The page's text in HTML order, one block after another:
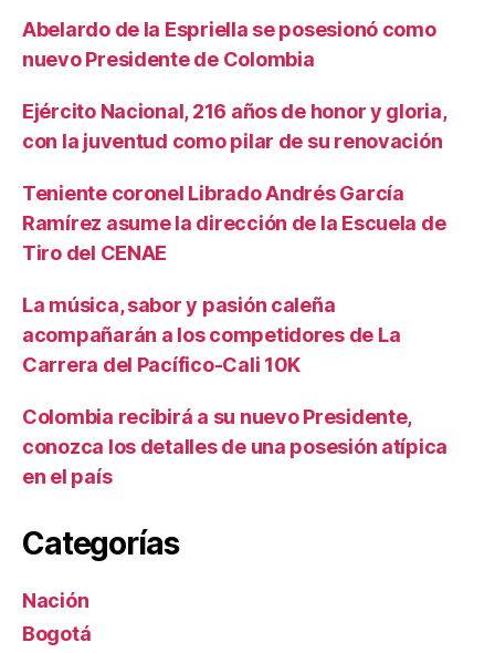
Abelardo de la Espriella se posesionó como
nuevo Presidente de Colombia
Ejército Nacional, 216 años de honor y gloria,
con la juventud como pilar de su renovación
Teniente coronel Librado Andrés García
Ramírez asume la dirección de la Escuela de
Tiro del CENAE
La música, sabor y pasión caleña
acompañarán a los competidores de La
Carrera del Pacífico-Cali 10K
Colombia recibirá a su nuevo Presidente,
conozca los detalles de una posesión atípica
en el país
Categorías
Nación
Bogotá